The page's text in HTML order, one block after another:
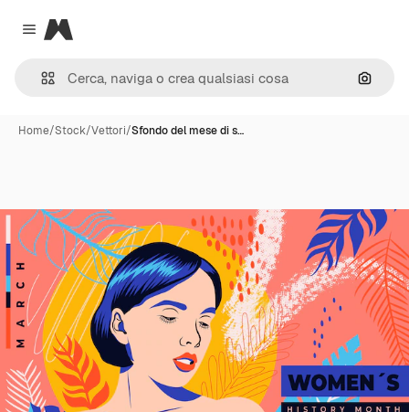
Close menu
Magnific
Cerca
Home/Stock/Vettori/Sfondo del mese di s…